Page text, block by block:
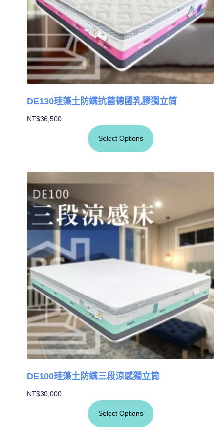
DE130珪藻土防螨抗菌德國乳膠獨立筒
NT$36,500
Select Options
DE100珪藻土防螨三段涼感獨立筒
NT$30,000
Select Options